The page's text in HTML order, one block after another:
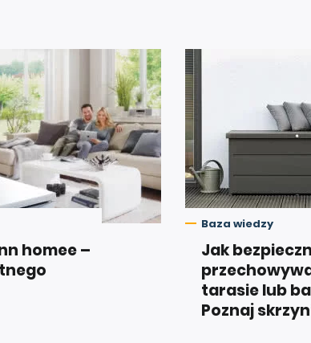
homee –
Baza wiedzy
Jak
tarasie lub
Poznaj